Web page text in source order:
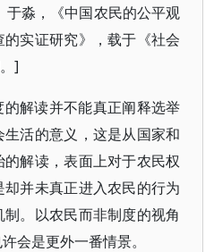
淼，《中国农民的公平观
实证研究》，载于《社会
]
解读并不能真正阐释选举
活的意义，这是从国家和
解读，表面上对于农民权
并未真正进入农民的行为
。以农民而非制度的视角
会是更外一番情景。